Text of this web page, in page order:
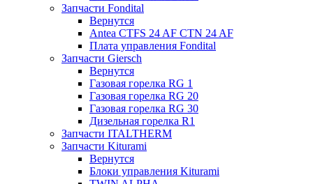
Запчасти Fondital
Вернутся
Antea CTFS 24 AF CTN 24 AF
Плата управления Fondital
Запчасти Giersch
Вернутся
Газовая горелка RG 1
Газовая горелка RG 20
Газовая горелка RG 30
Дизельная горелка R1
Запчасти ITALTHERM
Запчасти Kiturami
Вернутся
Блоки управления Kiturami